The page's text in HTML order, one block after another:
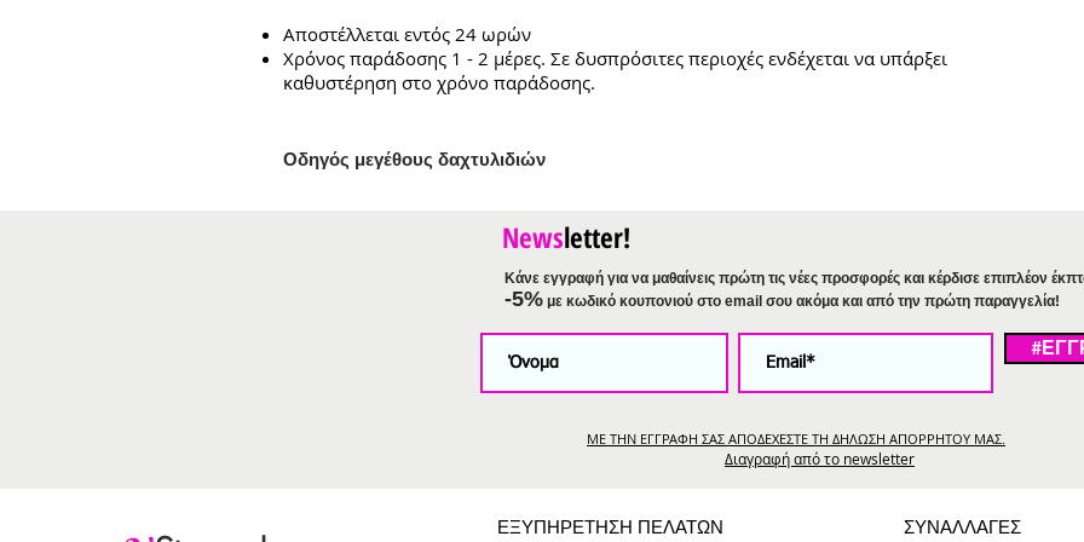
Αποστέλλεται εντός 24 ωρών
Χρόνος παράδοσης 1 - 2 μέρες. Σε δυσπρόσιτες περιοχές ενδέχεται να υπάρξει
καθυστέρηση στο χρόνο παράδοσης.
Οδηγός μεγέθους δαχτυλιδιών
Newsletter!
Κάνε εγγραφή για να μαθαίνεις πρώτη τις νέες προσφορές και κέρδισε επιπλέον
-5% με κωδικό κουπονιού στο email σου ακόμα και από την πρώτη παραγγελία!
ΜΕ ΤΗΝ ΕΓΓΡΑΦΗ ΣΑΣ ΑΠΟΔΕΧΕΣΤΕ ΤΗ ΔΗΛΩΣΗ ΑΠΟΡΡΗΤΟΥ ΜΑΣ.
Διαγραφή από το newsletter
ΕΞΥΠΗΡΕΤΗΣΗ ΠΕΛΑΤΩΝ ΣΥΝΑΛΛΑΓΕΣ